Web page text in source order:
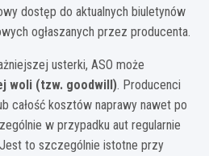
dostęp do aktualnych biuletynów
ogłaszanych przez producenta.
usterki, ASO może
woli (tzw. goodwill). Producenci
całość kosztów naprawy nawet po
w przypadku aut regularnie
to szczególnie istotne przy